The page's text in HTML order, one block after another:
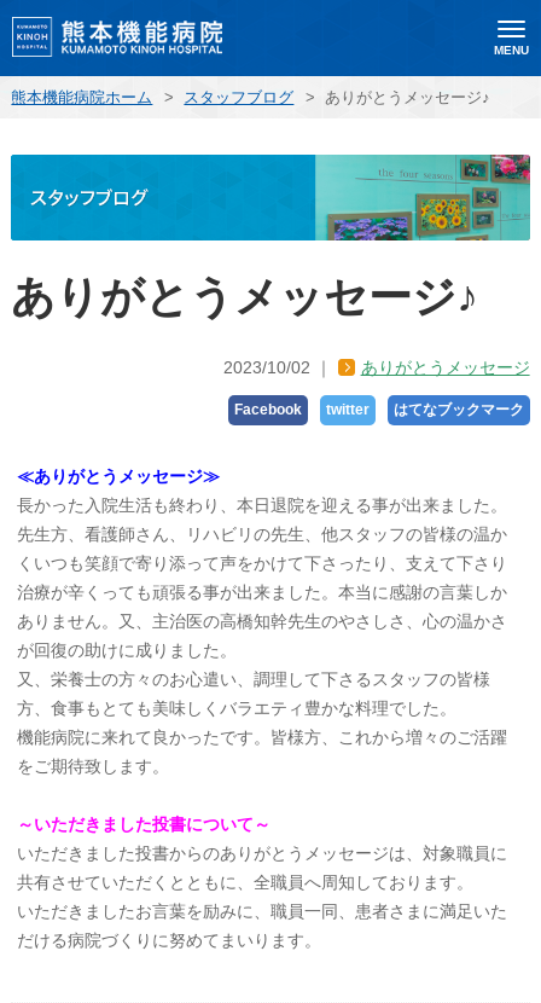
MENU
熊本機能病院ホーム > スタッフブログ > ありがとうメッセージ♪
ありがとうメッセージ♪
2023/10/02 ありがとうメッセージ
Facebook twitter はてなブックマーク
≪ありがとうメッセージ≫
長かった入院生活も終わり、本日退院を迎える事が出来ました。
先生方、看護師さん、リハビリの先生、他スタッフの皆様の温か
くいつも笑顔で寄り添って声をかけて下さったり、支えて下さり
治療が辛くっても頑張る事が出来ました。本当に感謝の言葉しか
ありません。又、主治医の高橋知幹先生のやさしさ、心の温かさ
が回復の助けに成りました。
又、栄養士の方々のお心遣い、調理して下さるスタッフの皆様
方、食事もとても美味しくバラエティ豊かな料理でした。
機能病院に来れて良かったです。皆様方、これから増々のご活躍
をご期待致します。
～いただきました投書について～
いただきました投書からのありがとうメッセージは、対象職員に
共有させていただくとともに、全職員へ周知しております。
いただきましたお言葉を励みに、職員一同、患者さまに満足いた
だける病院づくりに努めてまいります。